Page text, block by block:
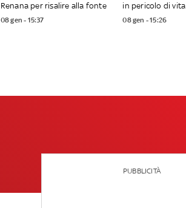
Renana per risalire alla fonte
08 gen - 15:37
in pericolo di vita
08 gen - 15:26
PUBBLICITÀ